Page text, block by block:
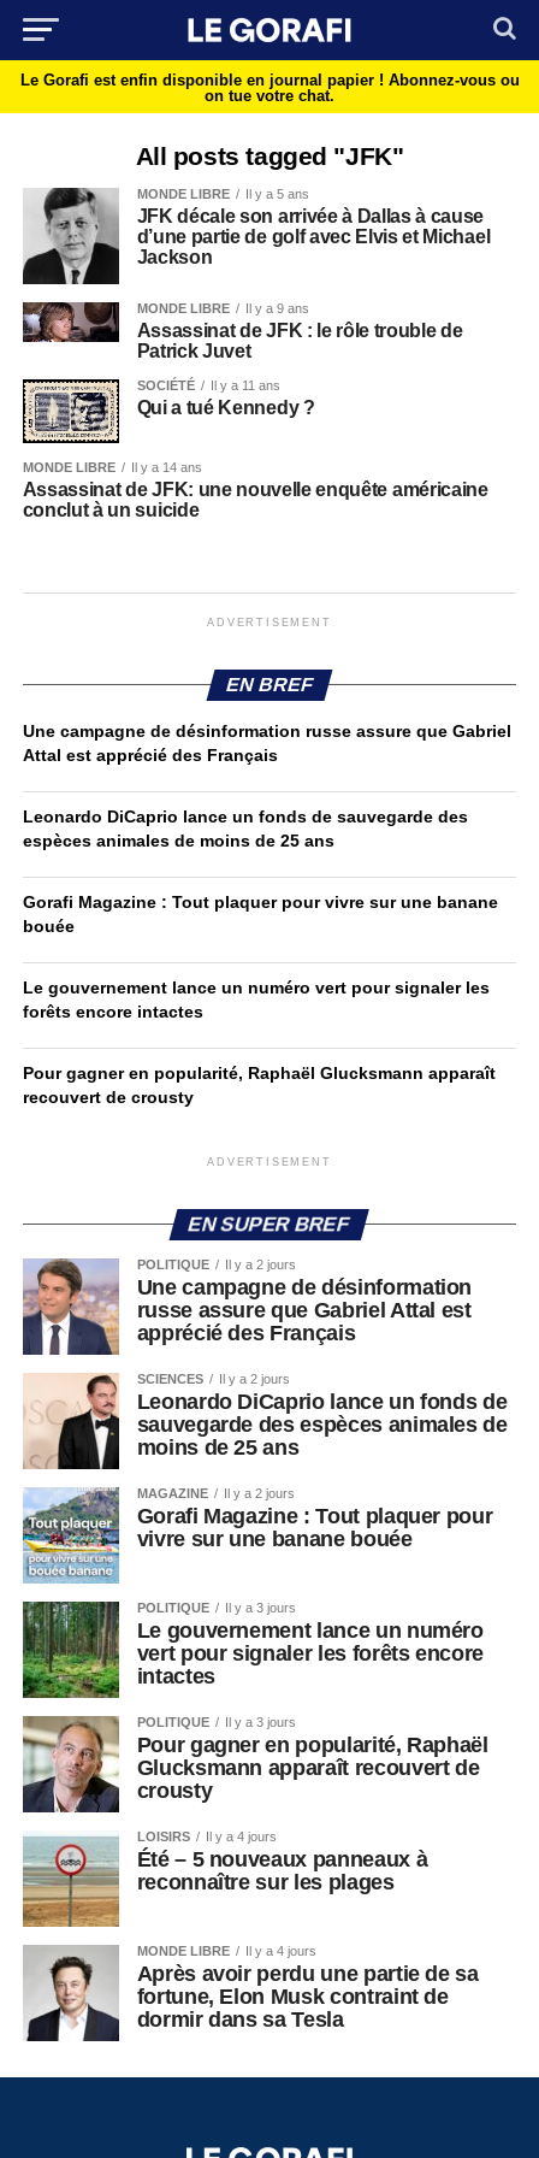
Le Gorafi est enfin disponible en journal papier ! Abonnez-vous ou
on tue votre chat.
All posts tagged "JFK"
MONDE LIBRE Il y a 5 ans
JFK décale son arrivée à Dallas à cause
d’une partie de golf avec Elvis et Michael
Jackson
MONDE LIBRE Il y a 9 ans
Assassinat de JFK : le rôle trouble de
Patrick Juvet
SOCIÉTÉ Il y a 11 ans
Qui a tué Kennedy ?
MONDE LIBRE Il y a 14 ans
Assassinat de JFK: une nouvelle enquête américaine
conclut à un suicide
ADVERTISEMENT
EN BREF
Une campagne de désinformation russe assure que Gabriel
Attal est apprécié des Français
Leonardo DiCaprio lance un fonds de sauvegarde des
espèces animales de moins de 25 ans
Gorafi Magazine : Tout plaquer pour vivre sur une banane
bouée
Le gouvernement lance un numéro vert pour signaler les
forêts encore intactes
Pour gagner en popularité, Raphaël Glucksmann apparaît
recouvert de crousty
ADVERTISEMENT
EN SUPER BREF
POLITIQUE Il y a 2 jours
Une campagne de désinformation
russe assure que Gabriel Attal est
apprécié des Français
SCIENCES Il y a 2 jours
Leonardo DiCaprio lance un fonds de
sauvegarde des espèces animales de
moins de 25 ans
MAGAZINE Il y a 2 jours
Gorafi Magazine : Tout plaquer pour
vivre sur une banane bouée
POLITIQUE Il y a 3 jours
Le gouvernement lance un numéro
vert pour signaler les forêts encore
intactes
POLITIQUE Il y a 3 jours
Pour gagner en popularité, Raphaël
Glucksmann apparaît recouvert de
crousty
LOISIRS Il y a 4 jours
Été – 5 nouveaux panneaux à
reconnaître sur les plages
MONDE LIBRE Il y a 4 jours
Après avoir perdu une partie de sa
fortune, Elon Musk contraint de
dormir dans sa Tesla